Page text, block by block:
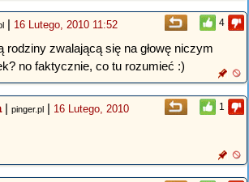
4
| 16 Lutego, 2010 11:52
rodziny zwalającą się na głowę niczym
no faktycznie, co tu rozumieć :)
1
| pinger.pl | 16 Lutego, 2010